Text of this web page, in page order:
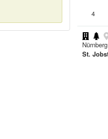
4
Nürnberg
St.